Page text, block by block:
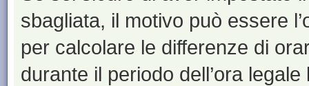
sbagliata, il motivo può essere
per calcolare le differenze di
durante il periodo dell’ora